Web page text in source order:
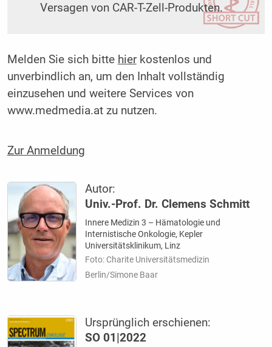
Versagen von CAR-T-Zell-Produkten.
Melden Sie sich bitte hierkostenlos und
unverbindlich an, um den Inhalt vollständig
einzusehen und weitere Services von
www.medmedia.at zu nutzen.
Zur Anmeldung
Autor:
Univ.-Prof. Dr. Clemens Schmitt
Innere Medizin 3 – Hämatologie und
Internistische Onkologie, Kepler
Universitätsklinikum, Linz
Foto: Charite Universitätsmedizin
Berlin/Simone Baar
Ursprünglich erschienen:
SO 01|2022